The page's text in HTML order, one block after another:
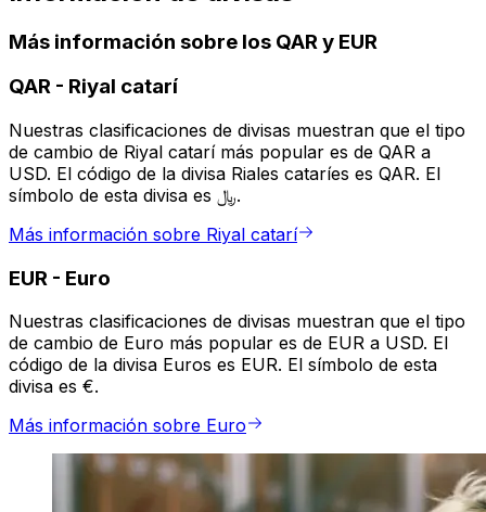
Más información sobre los QAR y EUR
QAR - Riyal catarí
Nuestras clasificaciones de divisas muestran que el tipo
de cambio de Riyal catarí más popular es de QAR a
USD. El código de la divisa Riales cataríes es QAR. El
símbolo de esta divisa es ﷼.
Más información sobre Riyal catarí
EUR - Euro
Nuestras clasificaciones de divisas muestran que el tipo
de cambio de Euro más popular es de EUR a USD. El
código de la divisa Euros es EUR. El símbolo de esta
divisa es €.
Más información sobre Euro